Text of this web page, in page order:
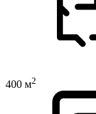
400 м2